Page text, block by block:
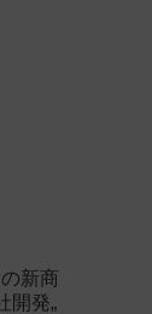
新商
開発„